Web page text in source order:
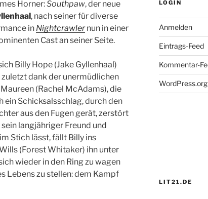
Horner:Southpaw, der neue
, nach seiner für diverse
in Nightcrawlernun in einer
Cast an seiner Seite.
Billy Hope (Jake Gyllenhaal)
dank der unermüdlichen
(Rachel McAdams), die
ein Schicksalsschlag, durch den
aus den Fugen gerät, zerstört
langjähriger Freund und
Stich lässt, fällt Billy ins
(Forest Whitaker) ihn unter
wieder in den Ring zu wagen
Lebens zu stellen: dem Kampf
LOGIN
Anmelden
Eintrags-Feed
Kommentar-
WordPress.org
LIT21.DE